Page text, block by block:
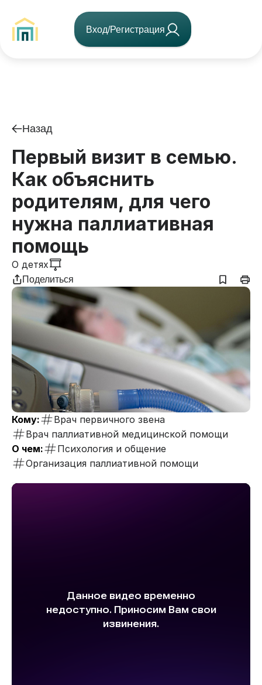
Вход/Регистрация
Назад
Первый визит в семью.
Как объяснить
родителям, для чего
нужна паллиативная
помощь
О детях
Поделиться
Кому:
Врач первичного звена
Врач паллиативной медицинской помощи
О чем:
Психология и общение
Организация паллиативной помощи